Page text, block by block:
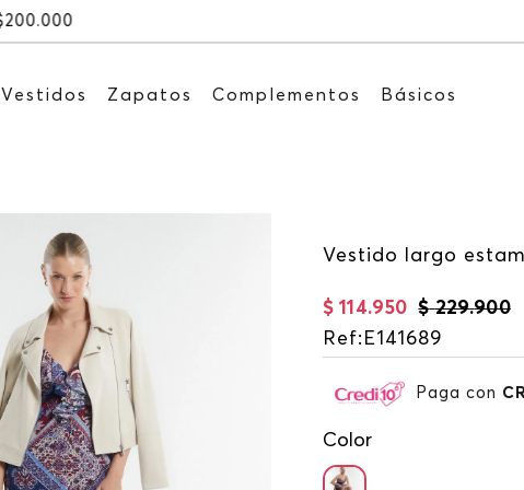
Recibe: 15%OFF suscribiéndote a nuestro NEWSLETTER
Vestidos Zapatos Complementos Básicos
Vestido largo
$ 229.900
$ 114.950
Ref: E141689
Paga con
Color